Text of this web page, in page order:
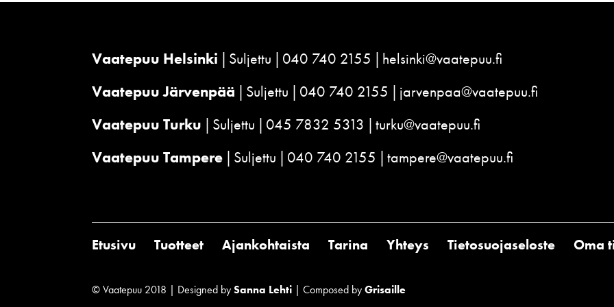
Vaatepuu Helsinki Suljettu 040 740 2155
helsinki@vaatepuu.fi
Vaatepuu Järvenpää
Suljettu 040 740 2155
jarvenpaa@vaatepuu.fi
Vaatepuu Turku
Suljettu 045 7832 5313
turku@vaatepuu.fi
Vaatepuu Tampere Suljettu 040 740 2155 tampere@vaatepuu.fi
Etusivu Tuotteet Ajankohtaista Tarina Yhteys Tietosuojaseloste Oma
© Vaatepuu 2018 | Designed bySanna Lehti | Composed byGrisaille